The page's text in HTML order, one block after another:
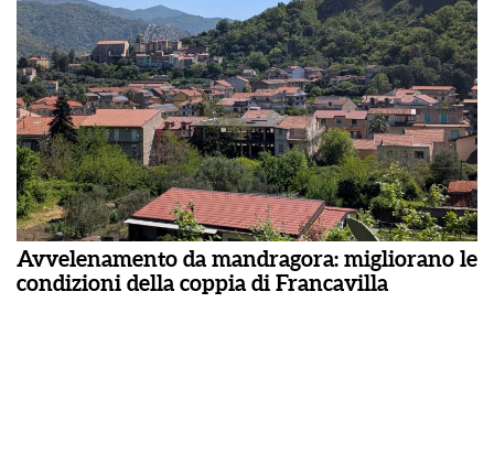
Avvelenamento da mandragora: migliorano le
condizioni della coppia di Francavilla